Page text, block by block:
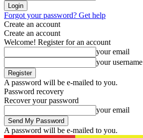
Forgot your password? Get help
Create an account
Create an account
Welcome! Register for an account
your email
your username
A password will be e-mailed to you.
Password recovery
Recover your password
your email
A password will be e-mailed to you.